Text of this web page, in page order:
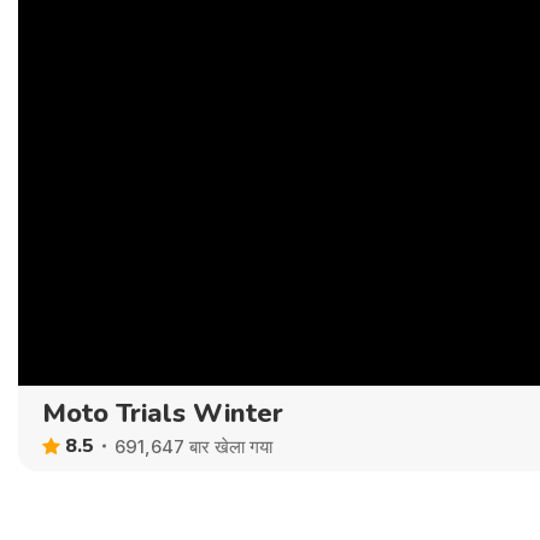
Moto Trials Winter
8.5 691,647 बार खेला गया